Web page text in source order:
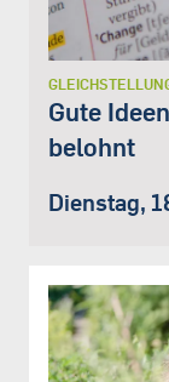
Gute
belohnt
Dienstag,